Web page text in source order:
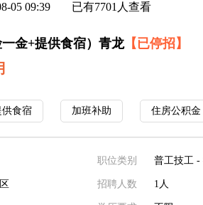
05 09:39 已有7701人查看
金+提供食宿）青龙【已停招】
供食宿 加班补助 住房公积金
职位类别 普工技工 -
招聘人数 1人